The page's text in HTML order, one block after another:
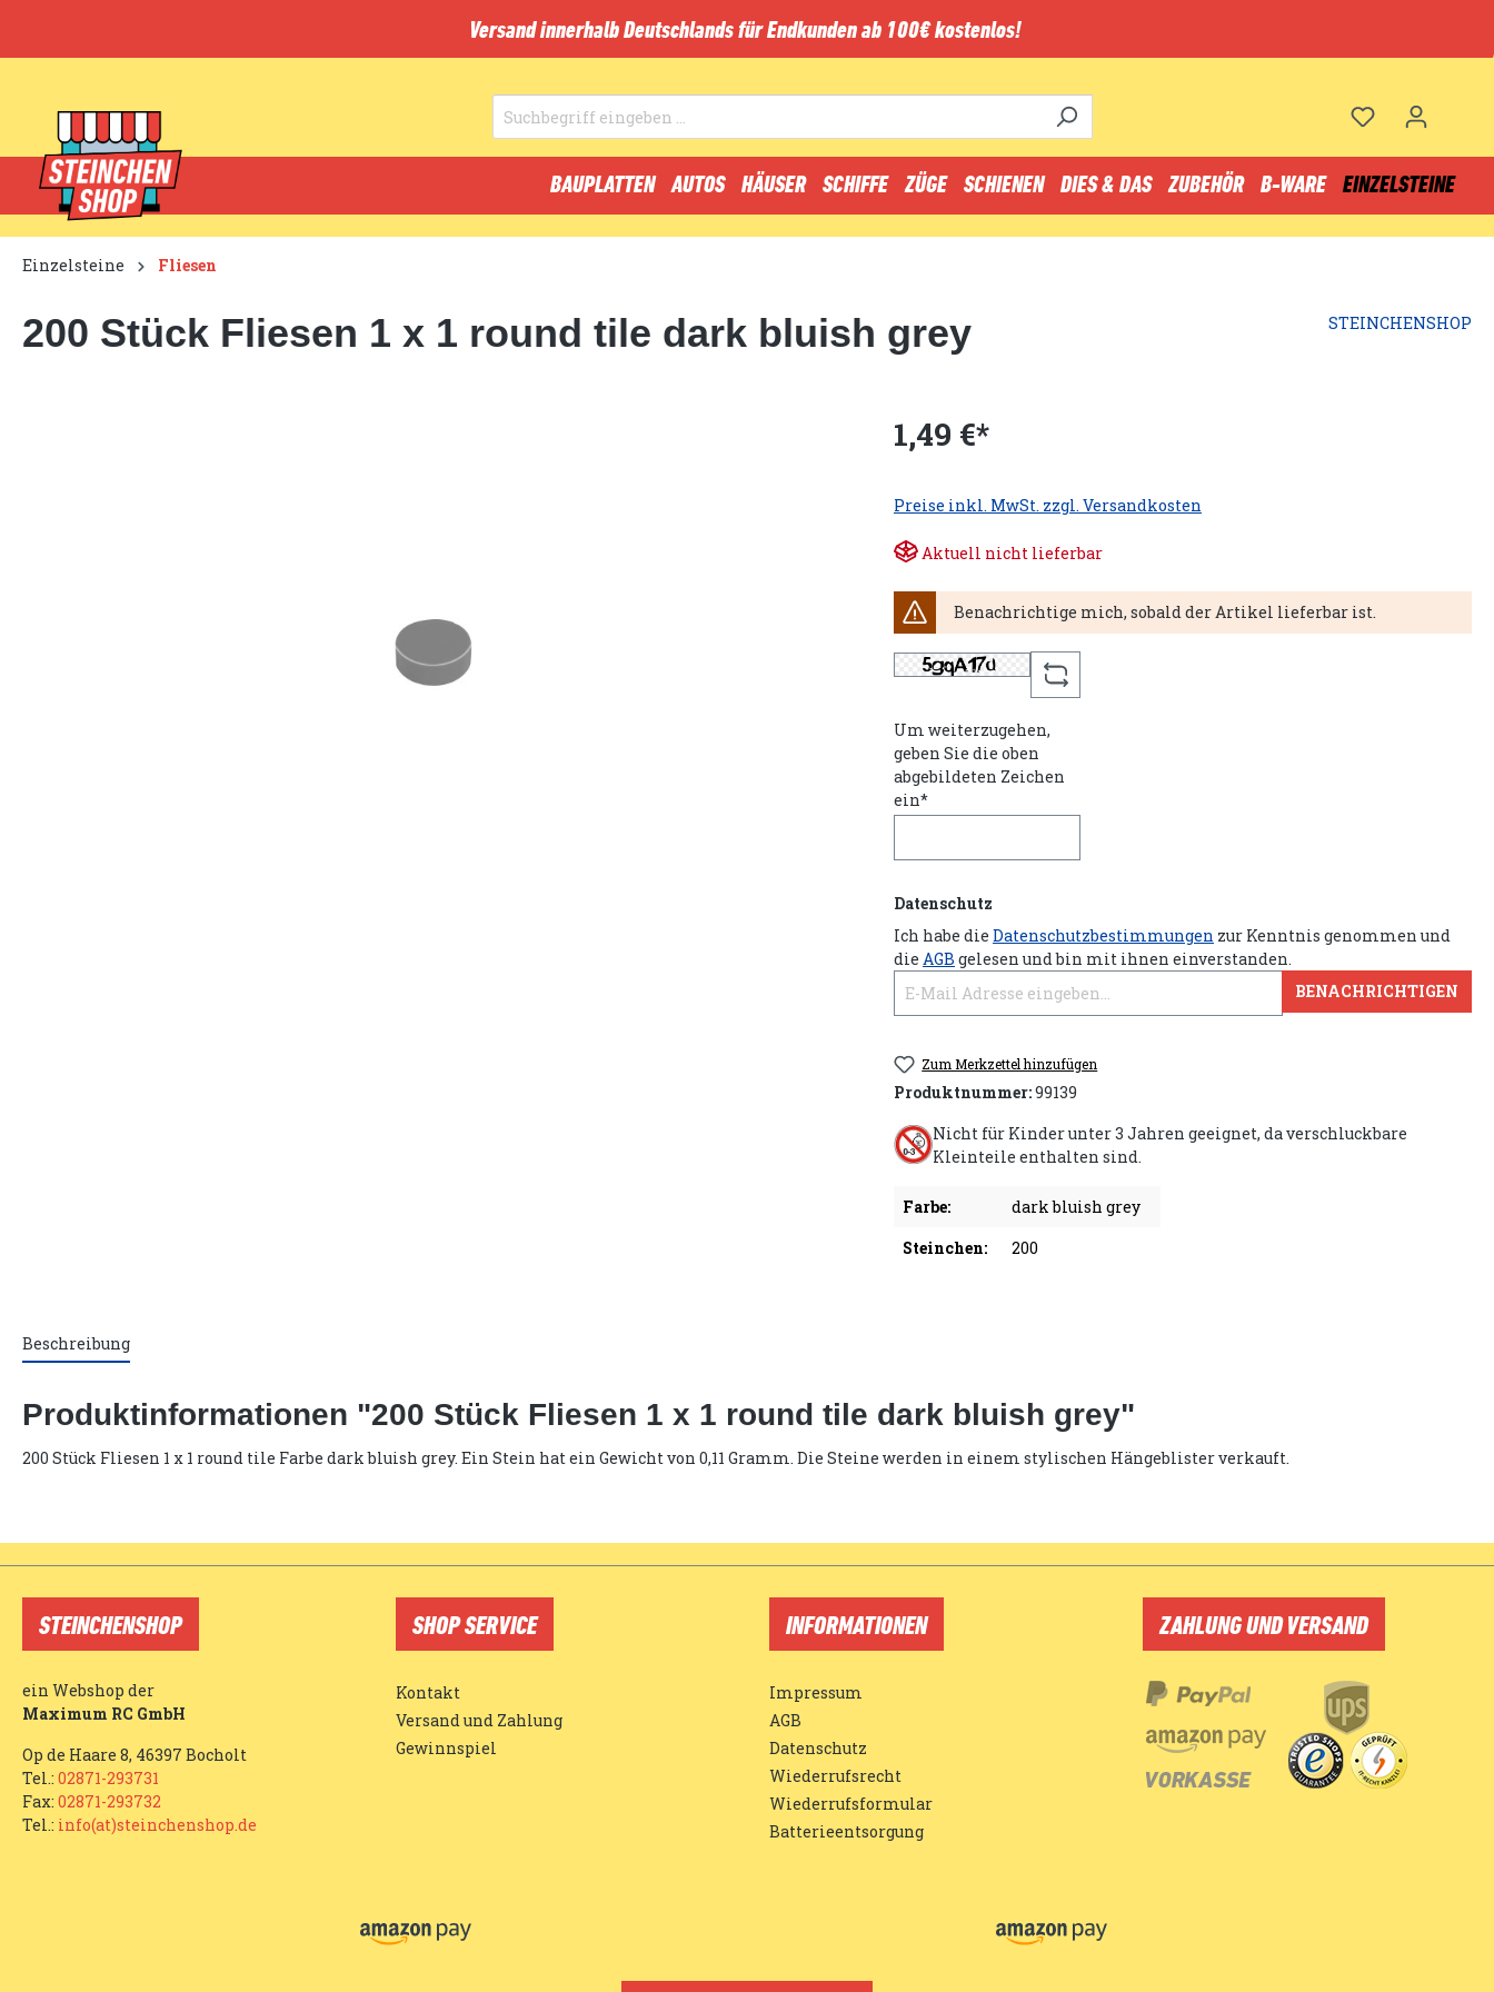
Versand innerhalb Deutschlands für Endkunden ab 100€ kostenlos!
BAUPLATTEN AUTOS HÄUSER SCHIFFE ZÜGE SCHIENEN DIES & DAS ZUBEHÖR B-WARE EINZELSTEINE
Einzelsteine Fliesen
200 Stück Fliesen 1 x 1 round tile dark bluish grey STEINCHENSHOP
1,49 €*
Preise inkl. MwSt. zzgl. Versandkosten
Aktuell nicht lieferbar
Benachrichtige mich, sobald der Artikel lieferbar ist.
Um weiterzugehen,
geben Sie die oben
abgebildeten Zeichen
ein*
Datenschutz
Ich habe die Datenschutzbestimmungen zur Kenntnis genommen und
die AGB gelesen und bin mit ihnen einverstanden.
BENACHRICHTIGEN
Zum Merkzettel hinzufügen
Produktnummer:99139
Nicht für Kinder unter 3 Jahren geeignet, da verschluckbare
Kleinteile enthalten sind.
Farbe:
dark bluish grey
Steinchen:
200
Beschreibung
Produktinformationen "200 Stück Fliesen 1 x 1 round tile dark bluish grey"
200 Stück Fliesen 1 x 1 round tile Farbe dark bluish grey. Ein Stein hat ein Gewicht von 0,11 Gramm. Die Steine werden in einem stylischen Hängeblister verkauft.
STEINCHENSHOP
ein Webshop der
Maximum RC GmbH
Op de Haare 8, 46397 Bocholt
Tel.: 02871-293731
Fax: 02871-293732
Tel.: info(at)steinchenshop.de
SHOP SERVICE
Kontakt
Versand und Zahlung
Gewinnspiel
INFORMATIONEN
Impressum
AGB
Datenschutz
Wiederrufsrecht
Wiederrufsformular
Batterieentsorgung
ZAHLUNG UND VERSAND